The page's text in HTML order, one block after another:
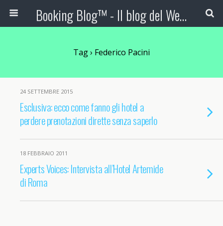
Booking Blog™ - Il blog del Web Marketing Turistico
Tag › Federico Pacini
24 SETTEMBRE 2015
Esclusiva: ecco come fanno gli hotel a
perdere prenotazioni dirette senza saperlo
18 FEBBRAIO 2011
Experts Voices: Intervista all’Hotel Artemide
di Roma